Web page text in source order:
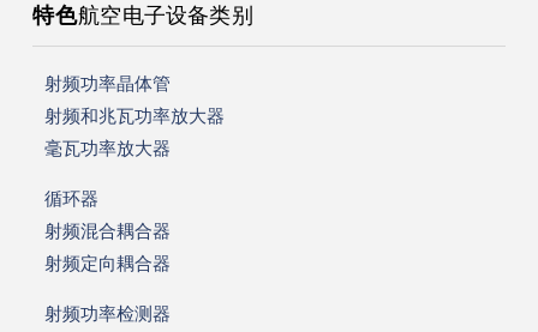
特色航空电子设备类别
射频功率晶体管
射频和兆瓦功率放大器
毫瓦功率放大器
循环器
射频混合耦合器
射频定向耦合器
射频功率检测器